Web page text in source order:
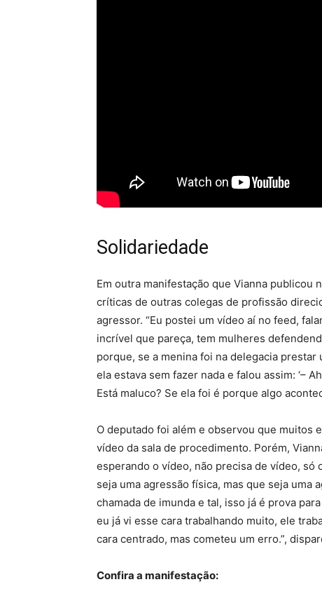
Solidariedade
Em outra manifestação que Vianna publicou
críticas de outras colegas de profissão
agressor. “Eu postei um vídeo aí no feed,
incrível que pareça, tem mulheres
porque, se a menina foi na delegacia
ela estava sem fazer nada e falou assim: ‘–
Está maluco? Se ela foi é porque algo
O deputado foi além e observou que muitos
vídeo da sala de procedimento. Porém,
esperando o vídeo, não precisa de vídeo, só
seja uma agressão física, mas que seja uma
chamada de imunda e tal, isso já é prova
eu já vi esse cara trabalhando muito, ele
cara centrado, mas cometeu um erro.”,
Confira a manifestação: